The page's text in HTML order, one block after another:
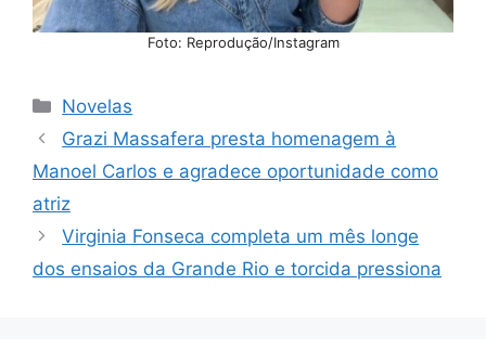
Foto: Reprodução/Instagram
Categorias
Novelas
Grazi Massafera presta homenagem à
Manoel Carlos e agradece oportunidade como
atriz
Virginia Fonseca completa um mês longe
dos ensaios da Grande Rio e torcida pressiona